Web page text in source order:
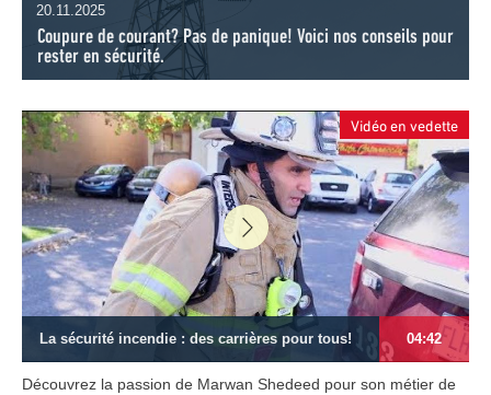
20.11.2025
Coupure de courant? Pas de panique! Voici nos conseils pour
rester en sécurité.
Vidéo en vedette
La sécurité incendie : des carrières pour tous! 04:42
Découvrez la passion de Marwan Shedeed pour son métier de